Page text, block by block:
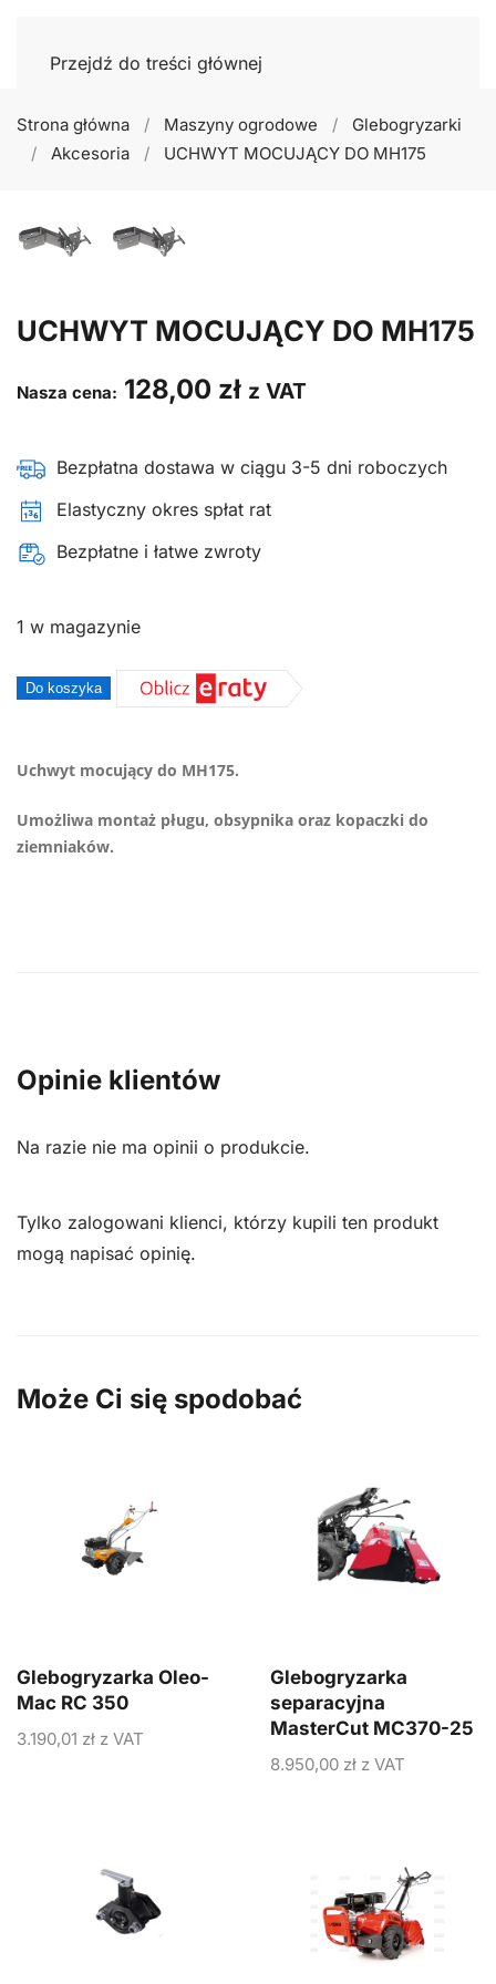
Przejdź do treści głównej
Strona główna Maszyny ogrodowe
Glebogryzarki
Akcesoria
UCHWYT MOCUJĄCY DO MH175
UCHWYT MOCUJĄCY DO MH175
Nasza cena: 128,00 zł z VAT
Bezpłatna dostawa w ciągu 3-5 dni roboczych
Elastyczny okres spłat rat
Bezpłatne i łatwe zwroty
1 w magazynie
ilość
DO
Do koszyka
Uchwyt mocujący do MH175.
Umożliwa montaż pługu, obsypnika oraz kopaczki do
ziemniaków.
Opinie klientów
Na razie nie ma opinii o produkcie.
Tylko zalogowani klienci, którzy kupili ten produkt
mogą napisać opinię.
Może Ci się spodobać
Glebogryzarka Oleo-
Mac RC 350
3.190,01 zł z VAT
Glebogryzarka
separacyjna
MasterCut MC370-25
8.950,00 zł z VAT